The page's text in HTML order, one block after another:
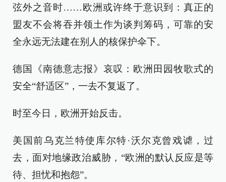
弦外之音时……欧洲或许终于意识到：真正的
盟友不会将吞并领土作为谈判筹码，可靠的安
全永远无法建在别人的核保护伞下。
德国《南德意志报》哀叹：欧洲田园牧歌式的
安全“舒适区”，一去不复返了。
时至今日，欧洲开始反击。
美国前乌克兰特使库尔特·沃尔克曾戏谑，过
去，面对地缘政治威胁，“欧洲的默认反应是等
待、担忧和抱怨”。